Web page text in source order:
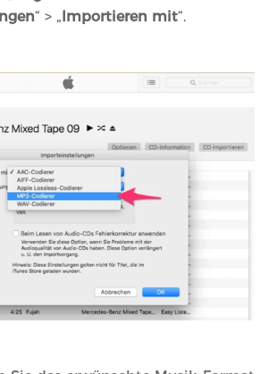
“ > „ Importieren mit“.